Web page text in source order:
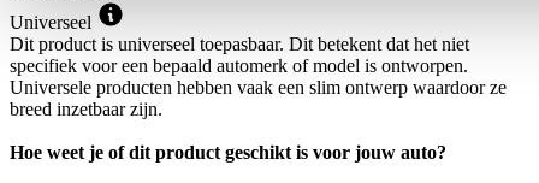
Universeel
Dit product is universeel toepasbaar. Dit betekent dat het niet
specifiek voor een bepaald automerk of model is ontworpen.
Universele producten hebben vaak een slim ontwerp waardoor ze
breed inzetbaar zijn.
Hoe weet je of dit product geschikt is voor jouw auto?